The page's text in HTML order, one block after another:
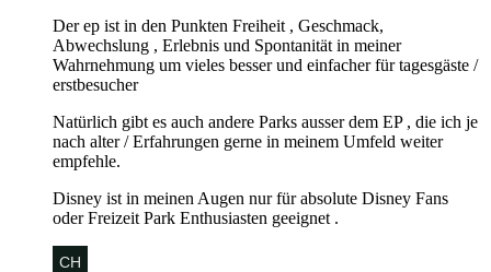
Der ep ist in den Punkten Freiheit , Geschmack,
Abwechslung , Erlebnis und Spontanität in meiner
Wahrnehmung um vieles besser und einfacher für tagesgäste /
erstbesucher
Natürlich gibt es auch andere Parks ausser dem EP , die ich je
nach alter / Erfahrungen gerne in meinem Umfeld weiter
empfehle.
Disney ist in meinen Augen nur für absolute Disney Fans
oder Freizeit Park Enthusiasten geeignet .